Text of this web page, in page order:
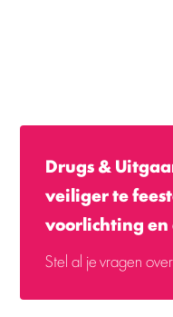
Drugs &
veiliger te
voorlichting en
Stel al je vragen